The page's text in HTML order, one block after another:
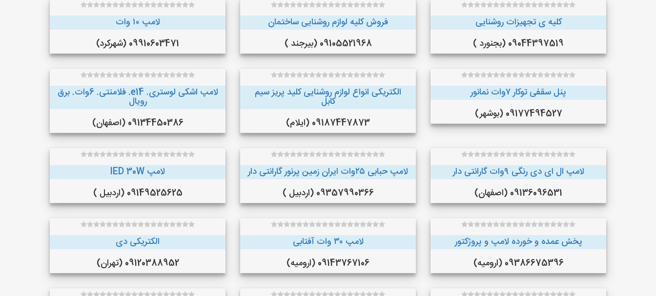
کلیه ی تجهیزات روشنایی
09044397519 (بجنورد )
فروش کلیه لوازم روشنایی ساختمان
09105521968 (بیرجند )
لامپ ۱۰ وات
09910603471 (شهرکرد)
پنل سقفی توکار ۷وات نمانور
09177494527 (بوشهر)
الکتریکی انواع لوازم روشنایی کلید پریز سیم
کابل
09187447873 (ایلام)
لامپ اشکی لوستری. e14. فلامنتی. 6وات. برق
رویال
09134450386 (اصفهان)
لامپ ال ای دی رنگی ۹وات گارانتی دار
09136096531 (اصفهان)
لامپ حبابی ۲۵وات ایران زمین پرنور گارانتی دار
09357990366 (اردبیل )
لامپ lED 30W
09149525625 (اردبیل )
پخش عمده و خورده لامپ و پروژکتور
09386675396 (ارومیه)
لامپ ۳۰ وات آفتابی
09143767106 (ارومیه)
الکتریکی دی
09120388952 (تهران)